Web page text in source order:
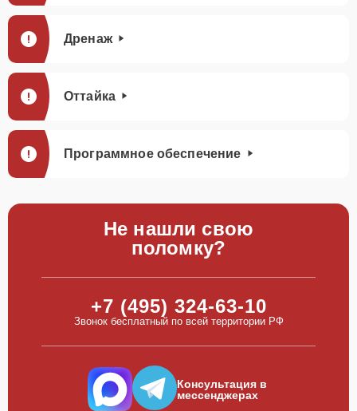
Дренаж
Оттайка
Программное обеспечение
Не нашли свою
поломку?
+7 (495) 324-63-10
Звонок бесплатный по всей территории РФ
Консультация в
мессенджерах